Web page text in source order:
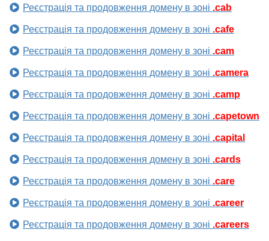
Реєстрація та продовження домену в зоні .cab
Реєстрація та продовження домену в зоні .cafe
Реєстрація та продовження домену в зоні .cam
Реєстрація та продовження домену в зоні .camera
Реєстрація та продовження домену в зоні .camp
Реєстрація та продовження домену в зоні .capetown
Реєстрація та продовження домену в зоні .capital
Реєстрація та продовження домену в зоні .cards
Реєстрація та продовження домену в зоні .care
Реєстрація та продовження домену в зоні .career
Реєстрація та продовження домену в зоні .careers